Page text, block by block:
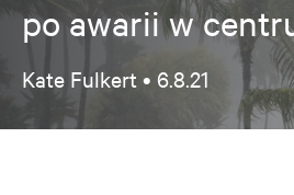
po awarii w
Kate Fulkert • 6.8.21